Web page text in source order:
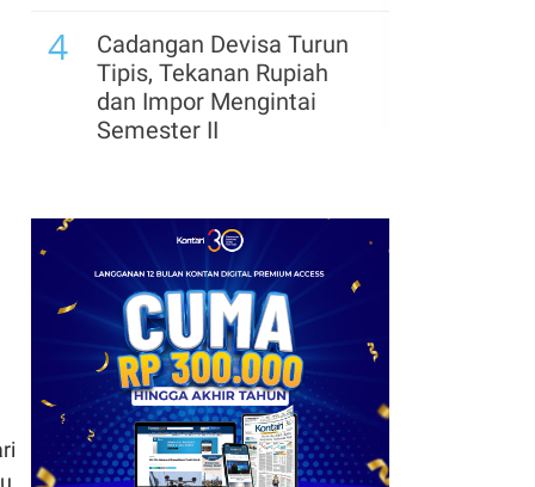
4
Cadangan Devisa Turun
Tipis, Tekanan Rupiah
dan Impor Mengintai
Semester II